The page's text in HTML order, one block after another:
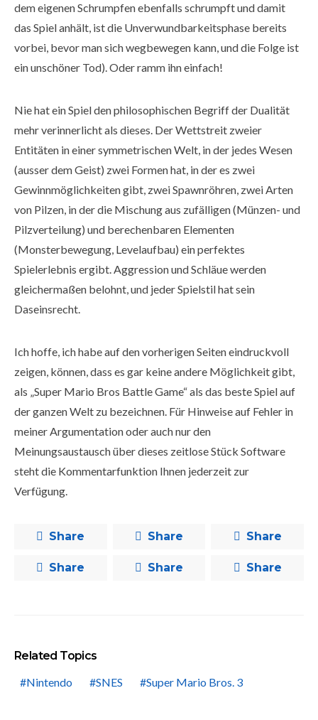
dem eigenen Schrumpfen ebenfalls schrumpft und damit
das Spiel anhält, ist die Unverwundbarkeitsphase bereits
vorbei, bevor man sich wegbewegen kann, und die Folge ist
ein unschöner Tod). Oder ramm ihn einfach!
Nie hat ein Spiel den philosophischen Begriff der Dualität
mehr verinnerlicht als dieses. Der Wettstreit zweier
Entitäten in einer symmetrischen Welt, in der jedes Wesen
(ausser dem Geist) zwei Formen hat, in der es zwei
Gewinnmöglichkeiten gibt, zwei Spawnröhren, zwei Arten
von Pilzen, in der die Mischung aus zufälligen (Münzen- und
Pilzverteilung) und berechenbaren Elementen
(Monsterbewegung, Levelaufbau) ein perfektes
Spielerlebnis ergibt. Aggression und Schläue werden
gleichermaßen belohnt, und jeder Spielstil hat sein
Daseinsrecht.
Ich hoffe, ich habe auf den vorherigen Seiten eindruckvoll
zeigen, können, dass es gar keine andere Möglichkeit gibt,
als „Super Mario Bros Battle Game“ als das beste Spiel auf
der ganzen Welt zu bezeichnen. Für Hinweise auf Fehler in
meiner Argumentation oder auch nur den
Meinungsaustausch über dieses zeitlose Stück Software
steht die Kommentarfunktion Ihnen jederzeit zur
Verfügung.
Share Share Share
Share Share Share
Related Topics
Nintendo
SNES Super Mario Bros. 3